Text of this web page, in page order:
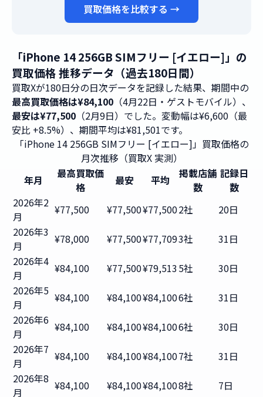
買取価格を比較する →
「iPhone 14 256GB SIMフリー [イエロー]」の
買取価格 推移データ（過去180日間）
買取Xが180日分の日次データを記録した結果、期間中の
最高買取価格は¥84,100 （4月22日・ゲストモバイル）、
最安は¥77,500 （2月9日）でした。変動幅は¥6,600（最
安比 +8.5%）、期間平均は¥81,501です。
「iPhone 14 256GB SIMフリー [イエロー]」買取価格の
月次推移（買取X 実測）
年月
最高買取価
格
最安 平均
掲載店舗
数
記録日
数
2026年2
月
¥77,500 ¥77,500¥77,5002社
20日
2026年3
月
¥78,000 ¥77,500¥77,7093社
31日
2026年4
月
¥84,100 ¥77,500¥79,5135社
30日
2026年5
月
¥84,100 ¥84,100¥84,1006社
31日
2026年6
月
¥84,100 ¥84,100¥84,1006社
30日
2026年7
月
¥84,100 ¥84,100¥84,1007社
31日
2026年8
月
¥84,100 ¥84,100¥84,1008社 7日